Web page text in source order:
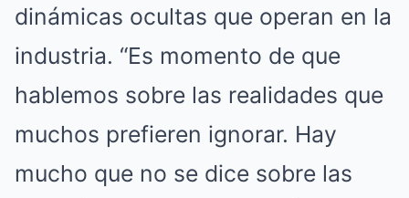
dinámicas ocultas que operan en la
industria. “Es momento de que
hablemos sobre las realidades que
muchos prefieren ignorar. Hay
mucho que no se dice sobre las